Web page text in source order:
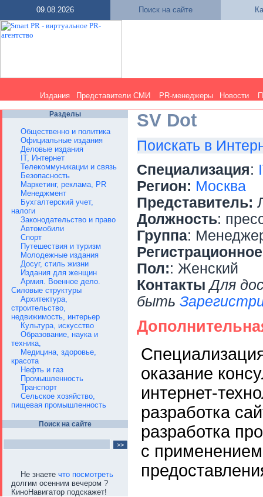
09.08.2026 Поиск на сайте
Издания Представители СМИ PR-менеджеры Новости
Разделы
Общественно и политика
Официальные издания
Деловые издания
IT, Интернет
Телекоммуникации и связь
Безопасность
Маркетинг, реклама, PR
Менеджмент
Бухгалтерский учет,
налоги
Законодательство и право
Автомобили
Спорт
Путешествия и туризм
Молодежные издания
Досуг, стиль жизни
Издания для женщин
Армия. Военное дело.
Силовые структуры
Архитектура,
строительство,
недвижимость, интерьер
Культура, искусство
Образование, наука и
техника,
Медицина, здоровье,
красота
Нефть и газ
Промышленность
Транспорт
Сельское хозяйство,
пищевая промышленность
Поиск на сайте
Не знаете что посмотреть
долгим осенним вечером ?
КиноНавигатор подскажет!
SV Dot
Поискать в
Специализация:
Регион: Москва
Представитель:
Должность:
Группа:
Пол:: Женский
Контакты Для
быть
оказание
интернет-
разработка
разработка
с